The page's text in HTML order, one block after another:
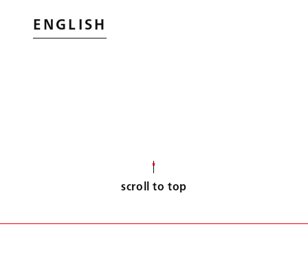
ENGLISH
scroll to top